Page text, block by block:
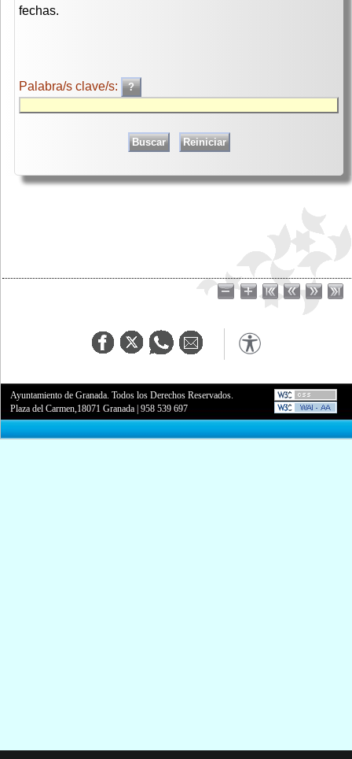
fechas.
Palabra/s clave/s:
Ayuntamiento de Granada. Todos los Derechos Reservados.
Plaza del Carmen,18071 Granada |958 539 697